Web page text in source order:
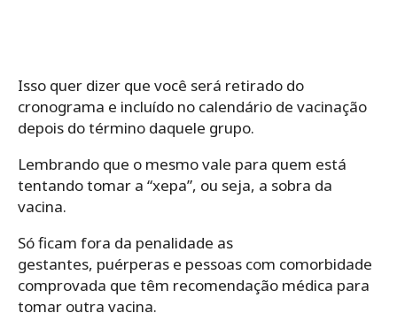
Isso quer dizer que você será retirado do
cronograma e incluído no calendário de vacinação
depois do término daquele grupo.
Lembrando que o mesmo vale para quem está
tentando tomar a “xepa”, ou seja, a sobra da
vacina.
Só ficam fora da penalidade as
gestantes, puérperas e pessoas com comorbidade
comprovada que têm recomendação médica para
tomar outra vacina.